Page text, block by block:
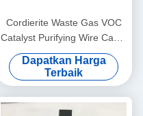
Cordierite Waste Gas VOC
Catalyst Purifying Wire Cable
Industri Mesin Kawat Enamel
Dapatkan Harga
Terbaik